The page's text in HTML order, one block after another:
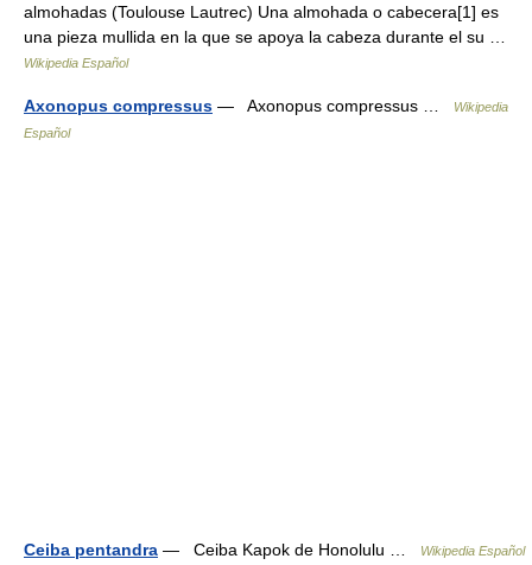
almohadas (Toulouse Lautrec) Una almohada o cabecera[1] es
una pieza mullida en la que se apoya la cabeza durante el su …
Wikipedia Español
Axonopus compressus — Axonopus compressus …
Wikipedia
Español
Ceiba pentandra — Ceiba Kapok de Honolulu … Wikipedia Español